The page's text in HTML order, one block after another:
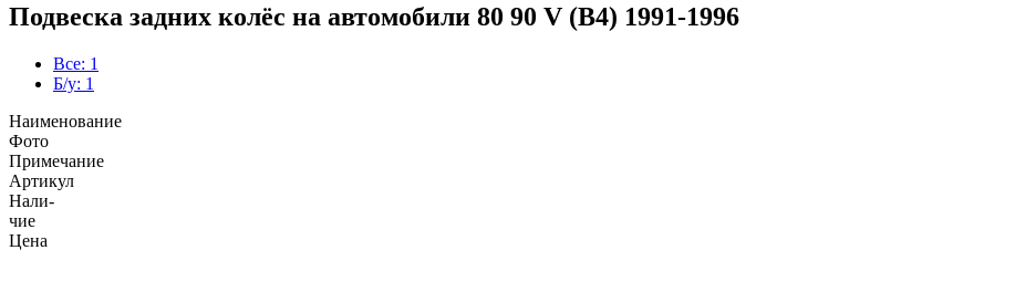
Подвеска задних колёс на автомобили 80 90 V (B4) 1991-1996
Все: 1
Б/у: 1
Наименование
Фото
Примечание
Артикул
Нали-
чие
Цена